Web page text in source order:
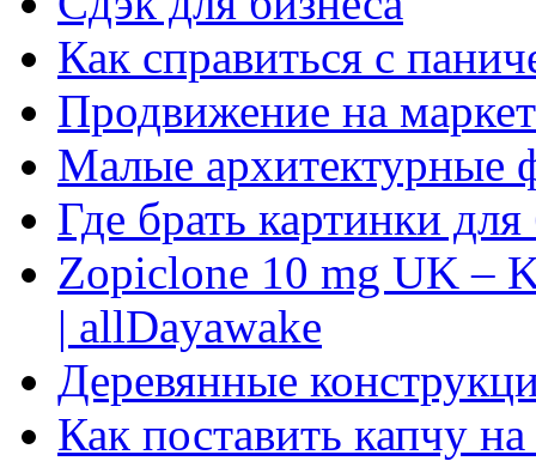
Как справиться с
Продвижение на
Малые архитектурные
Где брать картинки
Zopiclone 10 mg UK –
| allDayawake
Деревянные
Как поставить капчу